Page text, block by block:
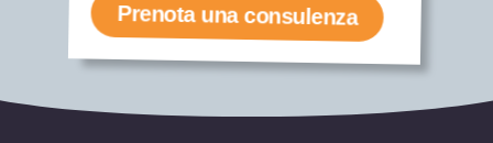
Prenota una consulenza